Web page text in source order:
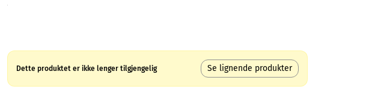
Dette produktet er ikke lenger tilgjengelig Se lignende produkter